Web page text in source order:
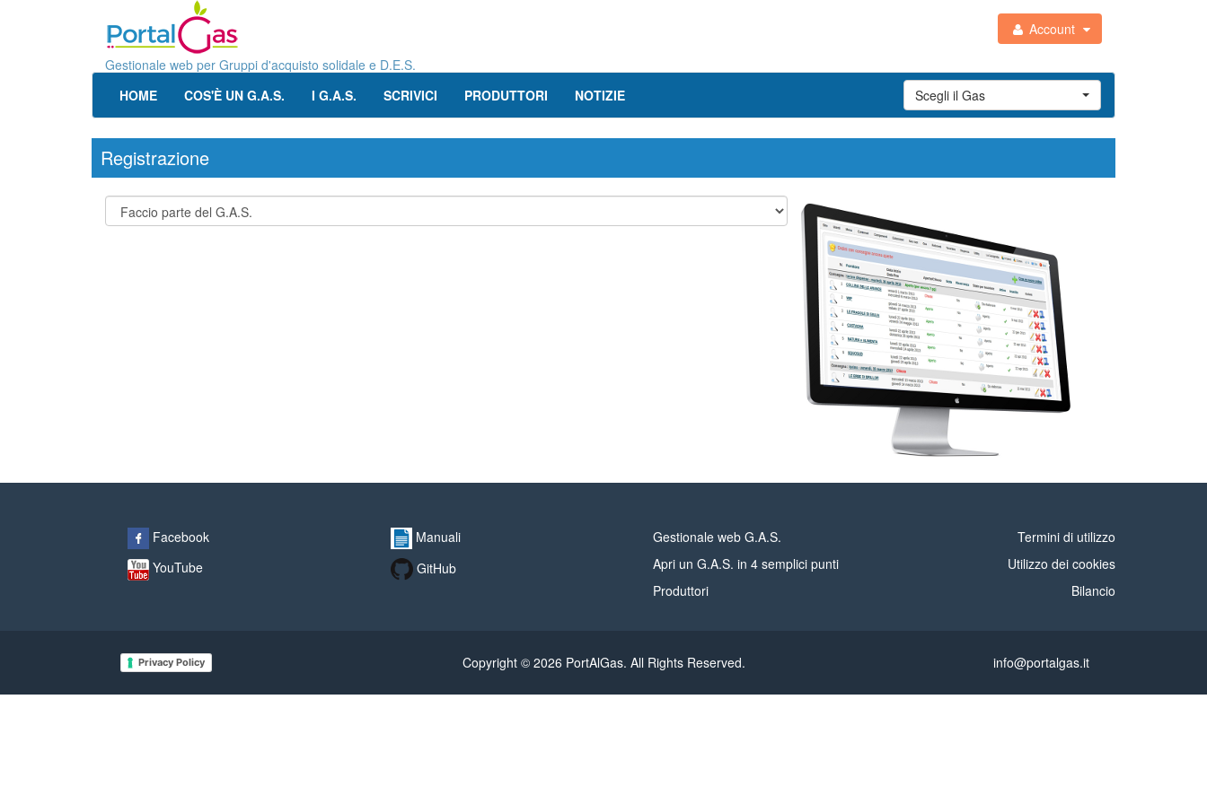
Gestionale web per Gruppi d'acquisto solidale e D.E.S.
Account
HOME COS'È UN G.A.S. I G.A.S. SCRIVICI PRODUTTORI NOTIZIE Scegli il Gas
Registrazione
Facebook
YouTube
Manuali
GitHub
Gestionale web G.A.S.
Apri un G.A.S. in 4 semplici punti
Produttori
Termini di utilizzo
Utilizzo dei cookies
Bilancio
Privacy Policy Copyright © 2026 PortAlGas. All Rights Reserved. info@portalgas.it